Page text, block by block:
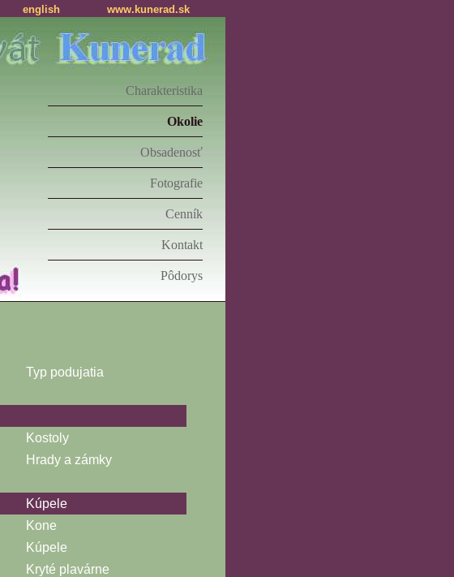
english www.kunerad.sk
Charakteristika
Okolie
Obsadenosť
Fotografie
Cenník
Kontakt
Pôdorys
Typ podujatia
Kostoly
Hrady a zámky
Kúpele
Kone
Kúpele
Kryté plavárne